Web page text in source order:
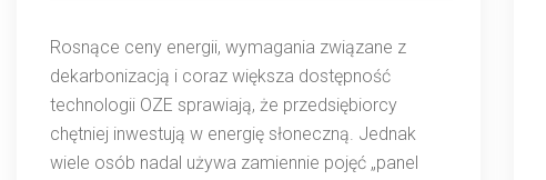
Rosnące ceny energii, wymagania związane z
dekarbonizacją i coraz większa dostępność
technologii OZE sprawiają, że przedsiębiorcy
chętniej inwestują w energię słoneczną. Jednak
wiele osób nadal używa zamiennie pojęć „panel